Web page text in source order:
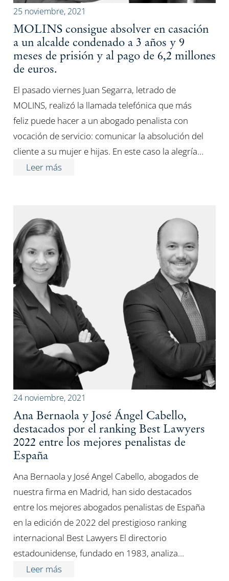
25 noviembre, 2021
MOLINS consigue absolver en casación
a un alcalde condenado a 3 años y 9
meses de prisión y al pago de 6,2 millones
de euros.
El pasado viernes Juan Segarra, letrado de
MOLINS, realizó la llamada telefónica que más
feliz puede hacer a un abogado penalista con
vocación de servicio: comunicar la absolución del
cliente a su mujer e hijas. En este caso la alegría…
Leer más
24 noviembre, 2021
Ana Bernaola y José Ángel Cabello,
destacados por el ranking Best Lawyers
2022 entre los mejores penalistas de
España
Ana Bernaola y José Angel Cabello, abogados de
nuestra firma en Madrid, han sido destacados
entre los mejores abogados penalistas de España
en la edición de 2022 del prestigioso ranking
internacional Best Lawyers El directorio
estadounidense, fundado en 1983, analiza…
Leer más